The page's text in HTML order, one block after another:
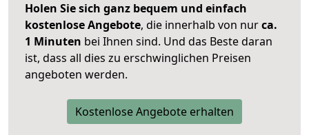
Holen Sie sich ganz bequem und einfach
kostenlose Angebote, die innerhalb von nurca.
1 Minuten bei Ihnen sind. Und das Beste daran
ist, dass all dies zu erschwinglichen Preisen
angeboten werden.
Kostenlose Angebote erhalten